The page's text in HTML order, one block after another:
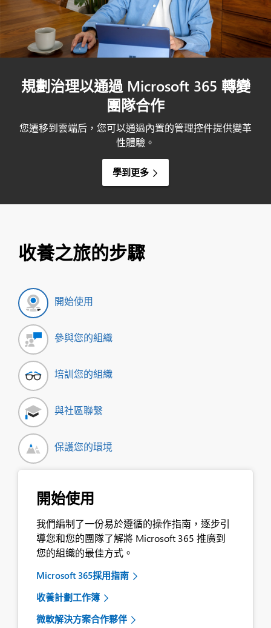
規劃治理以通過 Microsoft 365 轉變
團隊合作
您遷移到雲端后，您可以通過內置的管理控件提供變革
性體驗。
學到更多
收養之旅的步驟
開始使用
參與您的組織
培訓您的組織
與社區聯繫
保護您的環境
開始使用
我們編制了一份易於遵循的操作指南，逐步引
導您和您的團隊了解將 Microsoft 365 推廣到
您的組織的最佳方式。
Microsoft 365採用指南
收養計劃工作簿
微軟解決方案合作夥伴